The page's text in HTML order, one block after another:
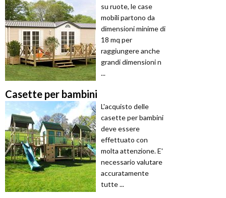
su ruote, le case
mobili partono da
dimensioni minime di
18 mq per
raggiungere anche
grandi dimensioni n
...
Casette per bambini
L'acquisto delle
casette per bambini
deve essere
effettuato con
molta attenzione. E'
necessario valutare
accuratamente
tutte ...